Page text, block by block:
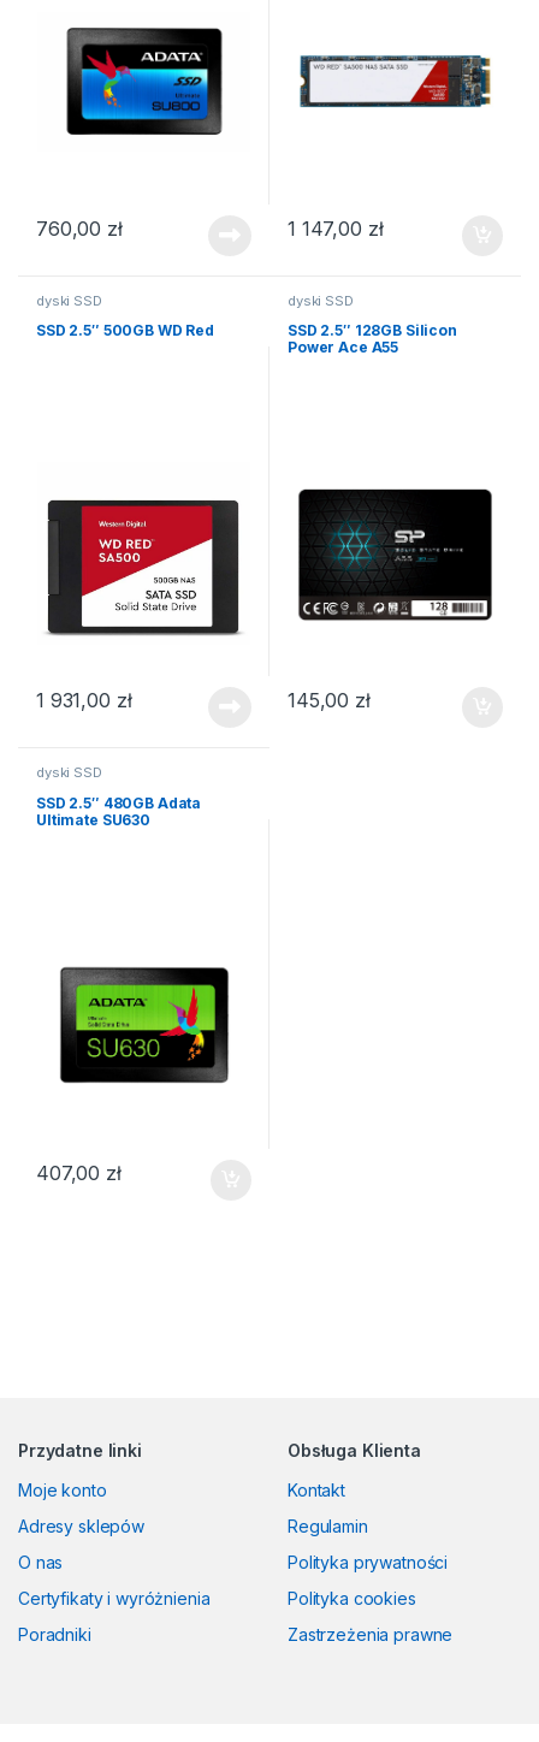
760,00 zł 1 147,00 zł
dyski SSD
SSD 2.5″ 500GB WD Red
1 931,00 zł
dyski SSD
SSD 2.5″ 128GB Silicon
Power Ace A55
145,00 zł
dyski SSD
SSD 2.5″ 480GB Adata
Ultimate SU630
407,00 zł
Przydatne linki
Moje konto
Adresy sklepów
O nas
Certyfikaty i wyróżnienia
Poradniki
Obsługa Klienta
Kontakt
Regulamin
Polityka prywatności
Polityka cookies
Zastrzeżenia prawne